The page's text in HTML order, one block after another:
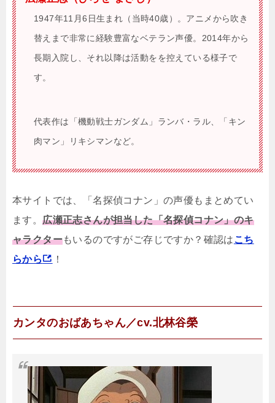
1947年11月6日生まれ（当時40歳）。アニメから吹き
替えまで非常に経験豊富なベテラン声優。2014年から
長期入院し、それ以降は活動をを控えている様子で
す。
代表作は「機動戦士ガンダム」ランバ・ラル、「キン
肉マン」リキシマンなど。
本サイトでは、「名探偵コナン」の声優もまとめてい
ます。広瀬正志さんが担当した「名探偵コナン」のキ
ャラクターもいるのですがご存じですか？確認はこち
らから
！
カンタのおばあちゃん／cv.北林谷榮